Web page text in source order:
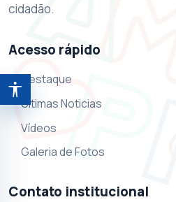
Abrir ferramentas de
cidadão.
Acesso rápido
Destaque
Ultimas Noticias
Vídeos
Galeria de Fotos
Contato institucional